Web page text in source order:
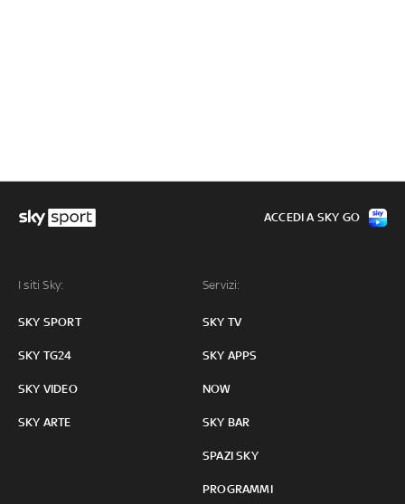
I siti Sky:
SKY SPORT
SKY TG24
SKY VIDEO
SKY ARTE
Servizi:
SKY TV
SKY APPS
NOW
SKY BAR
SPAZI SKY
PROGRAMMI
ACCEDI A SKY GO